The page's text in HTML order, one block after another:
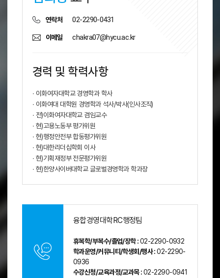
연락처 02-2290-0431
이메일 chakra07@hycu.ac.kr
경력 및 학력사항
∙ 이화여자대학교 경영학과 학사
∙ 이화여대 대학원 경영학과 석사/박사(인사조직)
∙ 전)이화여자대학교 겸임교수
∙ 현)고용노동부 평가위원
∙ 현)행정안전부 합동평가위원
∙ 현)대한리더십학회 이사
∙ 현)기획재정부 전문평가위원
∙ 현)한양사이버대학교 글로벌경영학과 학과장
융합경영대학RC행정팀
휴복학/부복수/졸업/장학 :02-2290-0932
학과운영/커뮤니티/학생회/행사 :02-2290-
0936
수강신청/교육과정/교과목 :02-2290-0941